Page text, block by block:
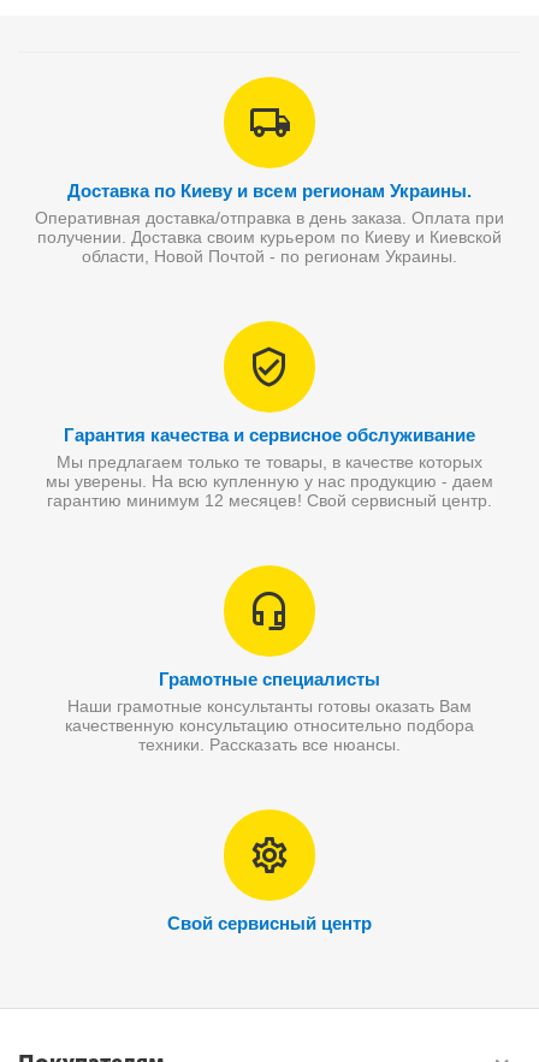
Доставка по Киеву и всем регионам Украины.
Оперативная доставка/отправка в день заказа. Оплата при
получении. Доставка своим курьером по Киеву и Киевской
области, Новой Почтой - по регионам Украины.
Гарантия качества и сервисное обслуживание
Мы предлагаем только те товары, в качестве которых
мы уверены. На всю купленную у нас продукцию - даем
гарантию минимум 12 месяцев! Свой сервисный центр.
Грамотные специалисты
Наши грамотные консультанты готовы оказать Вам
качественную консультацию относительно подбора
техники. Рассказать все нюансы.
Свой сервисный центр